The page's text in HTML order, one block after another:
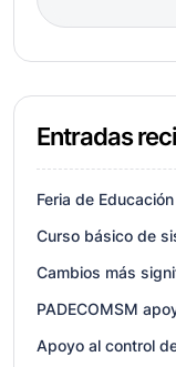
Entradas
Feria de
Curso básico de
Cambios más
PADECOMSM
Apoyo al control